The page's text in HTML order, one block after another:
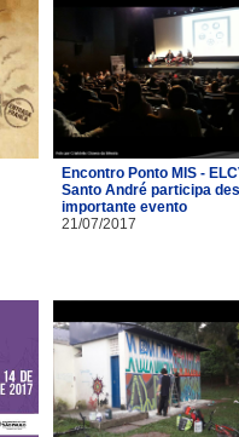
Encontro Ponto MIS -
Santo André participa
importante evento
21/07/2017